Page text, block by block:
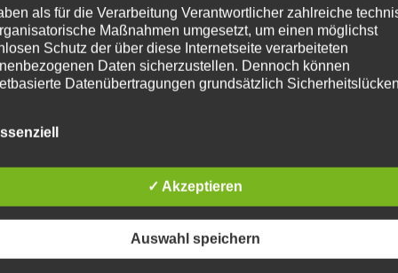
Ich freu mich schon auf Euer kommen
Wo findet Ihr mich
als für die Verarbeitung Verantwortlicher zahlreiche
Maßnahmen umgesetzt, um einen möglichst
Schutz der über diese Internetseite verarbeiteten
Daten sicherzustellen. Dennoch können
Datenübertragungen grundsätzlich Sicherheitslücken
Grund steht es jeder betroffenen Person frei,
Daten auch auf alternativen Wegen,
beruht auf den Begrifflichkeiten, die durch
Richtlinien- und Verordnungsgeber beim Erlass der
✓ Akzeptieren
Auswahl speichern